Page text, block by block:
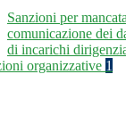
Sanzioni per
comunicazione dei
di incarichi
organizzative 1